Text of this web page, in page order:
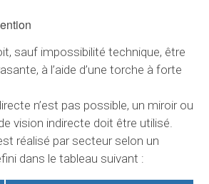
sauf impossibilité technique, être
à l’aide d’une torche à forte
n’est pas possible, un miroir ou
vision indirecte doit être utilisé.
réalisé par secteur selon un
dans le tableau suivant :